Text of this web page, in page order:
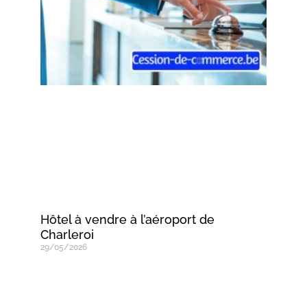
Hôtel à vendre à l’aéroport de
Charleroi
29/05/2026